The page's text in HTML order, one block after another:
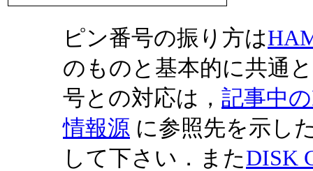
ピン番号の振り方は
のものと基本的に共通
号との対応は， 記事中
情報源 に参照先を示し
して下さい．またDISK